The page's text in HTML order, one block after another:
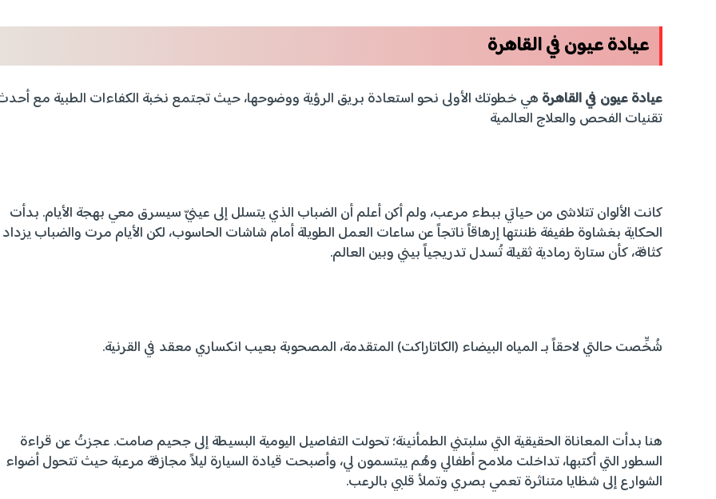
عيادة عيون في القاهرة
عيادة عيون في القاهرة هي خطوتك الأولى نحو استعادة بريق الرؤية ووضوحها، حيث تجتمع نخبة الكفاءات الطبية مع
تقنيات الفحص والعلاج العالمية
كانت الألوان تتلاشى من حياتي ببطء مرعب، ولم أكن أعلم أن الضباب الذي يتسلل إلى عينيّ سيسرق معي بهجة الأيام. بدأت
الحكاية بغشاوة طفيفة ظننتها إرهاقاً ناتجاً عن ساعات العمل الطويلة أمام شاشات الحاسوب، لكن الأيام مرت والضباب يزداد
كثافة، كأن ستارة رمادية ثقيلة تُسدل تدريجياً بيني وبين العالم.
شُخِّصت حالتي لاحقاً بـ المياه البيضاء (الكاتاراكت) المتقدمة، المصحوبة بعيب انكساري معقد في القرنية.
هنا بدأت المعاناة الحقيقية التي سلبتني الطمأنينة؛ تحولت التفاصيل اليومية البسيطة إلى جحيم صامت. عجزتُ عن قراءة
السطور التي أكتبها، تداخلت ملامح أطفالي وهُم يبتسمون لي، وأصبحت قيادة السيارة ليلاً مجازفة مرعبة حيث تتحول أضواء
الشوارع إلى شظايا متناثرة تعمي بصري وتملأ قلبي بالرعب.